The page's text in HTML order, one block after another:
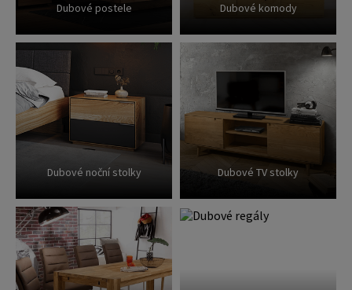
Dubové postele Dubové komody
Dubové noční stolky Dubové TV stolky